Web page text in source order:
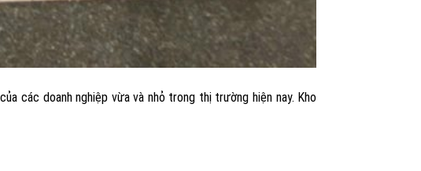
các doanh nghiệp vừa và nhỏ trong thị trường hiện nay. Kho